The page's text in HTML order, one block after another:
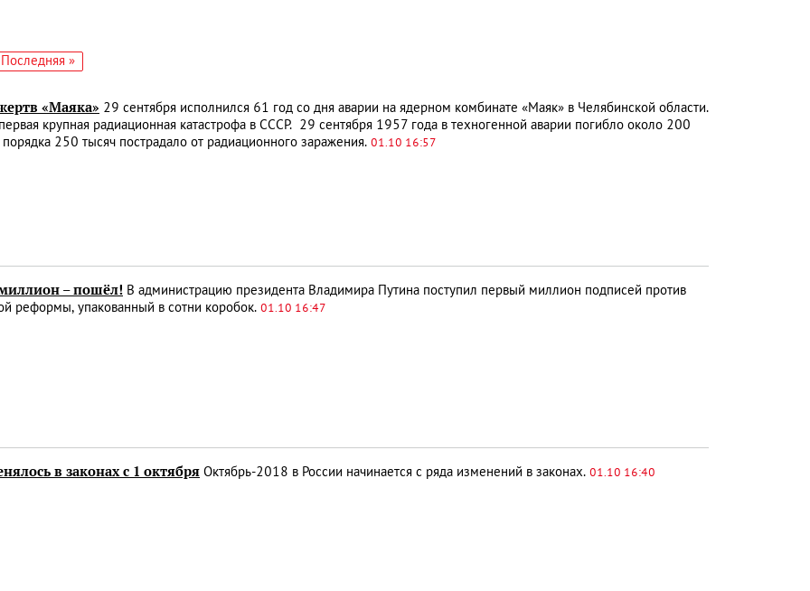
Последняя
Последняя »
«Маяка» 29 сентября исполнился 61 год со дня аварии на ядерном комбинате «Маяк» в Челябинской области.
крупная радиационная катастрофа в СССР. 29 сентября 1957 года в техногенной аварии погибло около 200
250 тысяч пострадало от радиационного заражения. 01.10 16:57
– пошёл! В администрацию президента Владимира Путина поступил первый миллион подписей против
реформы, упакованный в сотни коробок. 01.10 16:47
в законах с 1 октября Октябрь-2018 в России начинается с ряда изменений в законах. 01.10 16:40